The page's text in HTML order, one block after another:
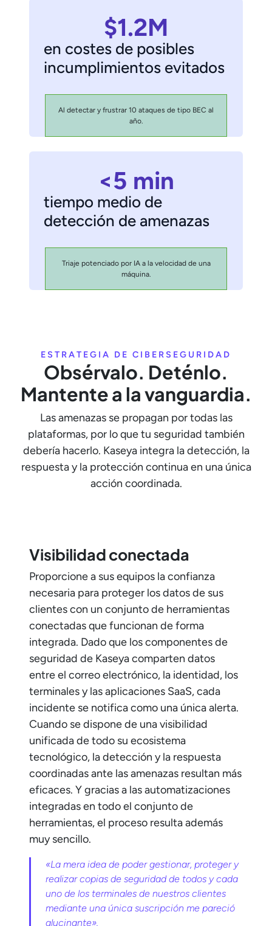
$1.2M
en costes de posibles
incumplimientos evitados
Al detectar y frustrar 10 ataques de tipo BEC al
año.
<5 min
tiempo medio de
detección de amenazas
Triaje potenciado por IA a la velocidad de una
máquina.
ESTRATEGIA DE CIBERSEGURIDAD
Obsérvalo. Deténlo.
Mantente a la vanguardia.
Las amenazas se propagan por todas las
plataformas, por lo que tu seguridad también
debería hacerlo. Kaseya integra la detección, la
respuesta y la protección continua en una única
acción coordinada.
Visibilidad conectada
Proporcione a sus equipos la confianza
necesaria para proteger los datos de sus
clientes con un conjunto de herramientas
conectadas que funcionan de forma
integrada. Dado que los componentes de
seguridad de Kaseya comparten datos
entre el correo electrónico, la identidad, los
terminales y las aplicaciones SaaS, cada
incidente se notifica como una única alerta.
Cuando se dispone de una visibilidad
unificada de todo su ecosistema
tecnológico, la detección y la respuesta
coordinadas ante las amenazas resultan más
eficaces. Y gracias a las automatizaciones
integradas en todo el conjunto de
herramientas, el proceso resulta además
muy sencillo.
«La mera idea de poder gestionar, proteger y
realizar copias de seguridad de todos y cada
uno de los terminales de nuestros clientes
mediante una única suscripción me pareció
alucinante».